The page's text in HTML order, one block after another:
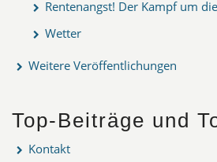
Rentenangst! Der Kampf um
Wetter
Weitere Veröffentlichungen
Top-Beiträge und
Kontakt